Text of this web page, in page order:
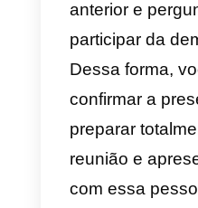
você faz
Quando
ou
cliente
no futuro